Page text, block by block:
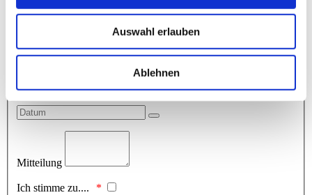
Auswahl erlauben
Ablehnen
Land
Am
Mitteilung
Ich stimme zu....